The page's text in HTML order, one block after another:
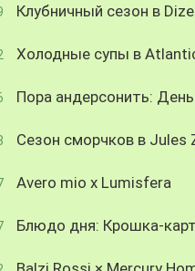
Клубничный сезон в
Холодные супы в
Пора андерсонить:
Сезон сморчков в Jules
Avero mio x Lumisfera
Блюдо дня: Крошка-